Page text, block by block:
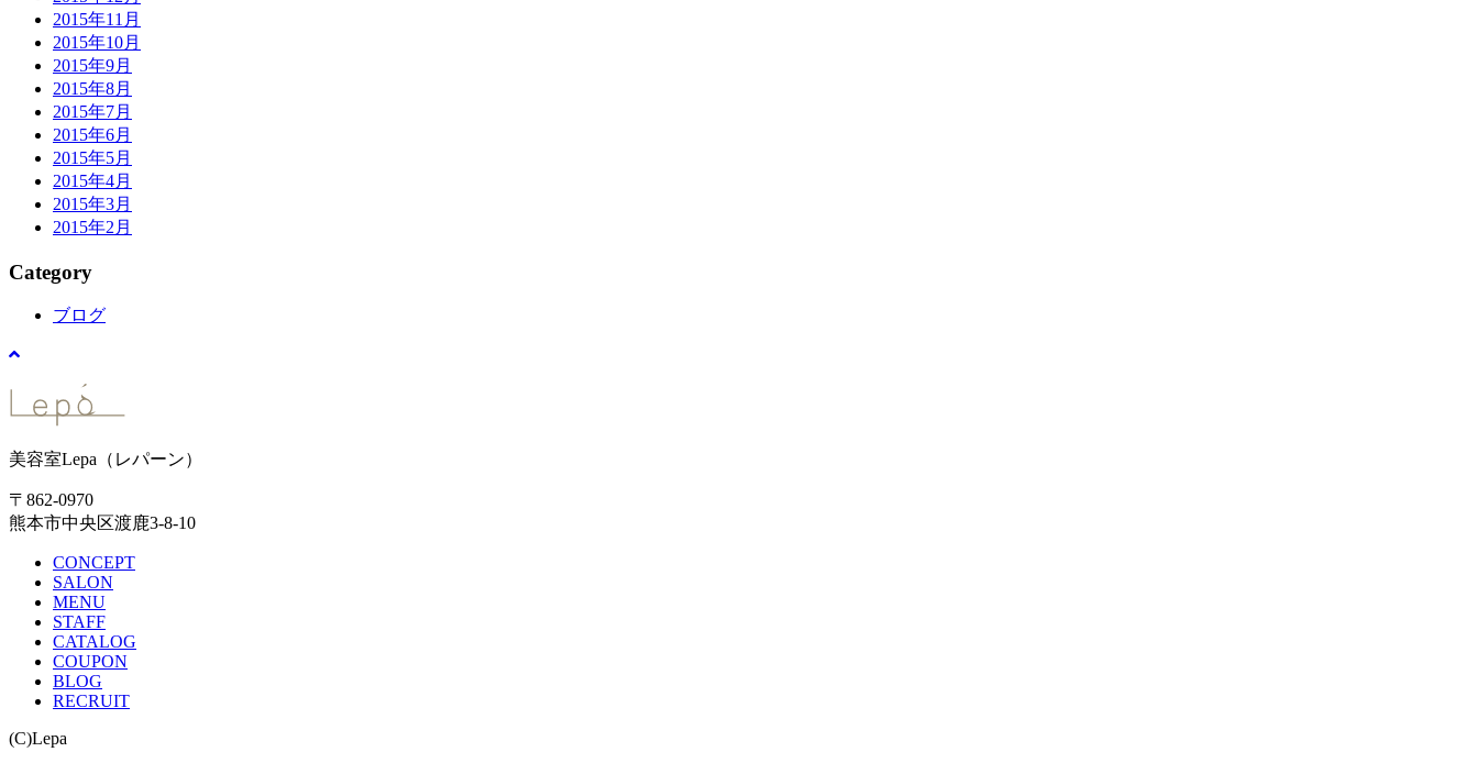
2015年11月
2015年10月
2015年9月
2015年8月
2015年7月
2015年6月
2015年5月
2015年4月
2015年3月
2015年2月
Category
ブログ
美容室Lepa（レパーン）
〒862-0970
熊本市中央区渡鹿3-8-10
CONCEPT
SALON
MENU
STAFF
CATALOG
COUPON
BLOG
RECRUIT
(C)Lepa